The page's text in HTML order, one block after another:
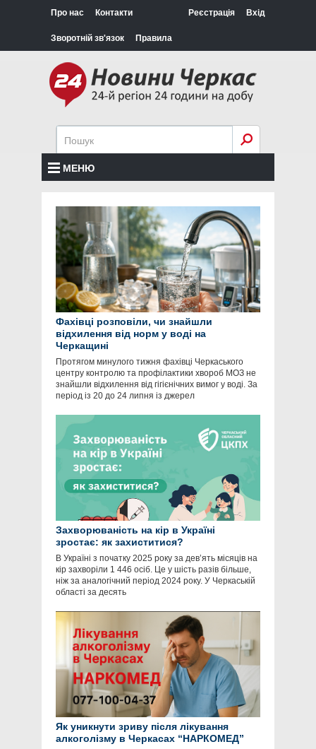
Про нас Контакти
Зворотній зв'язок Правила
Реєстрація Вхід
МЕНЮ
Фахівці розповіли, чи знайшли
відхилення від норм у воді на
Черкащині
Протягом минулого тижня фахівці Черкаського
центру контролю та профілактики хвороб МОЗ не
знайшли відхилення від гігієнічних вимог у воді. За
період із 20 до 24 липня із джерел
Захворюваність на кір в Україні
зростає: як захиститися?
В Україні з початку 2025 року за дев’ять місяців на
кір захворіли 1 446 осіб. Це у шість разів більше,
ніж за аналогічний період 2024 року. У Черкаській
області за десять
Як уникнути зриву після лікування
алкоголізму в Черкасах “НАРКОМЕД”